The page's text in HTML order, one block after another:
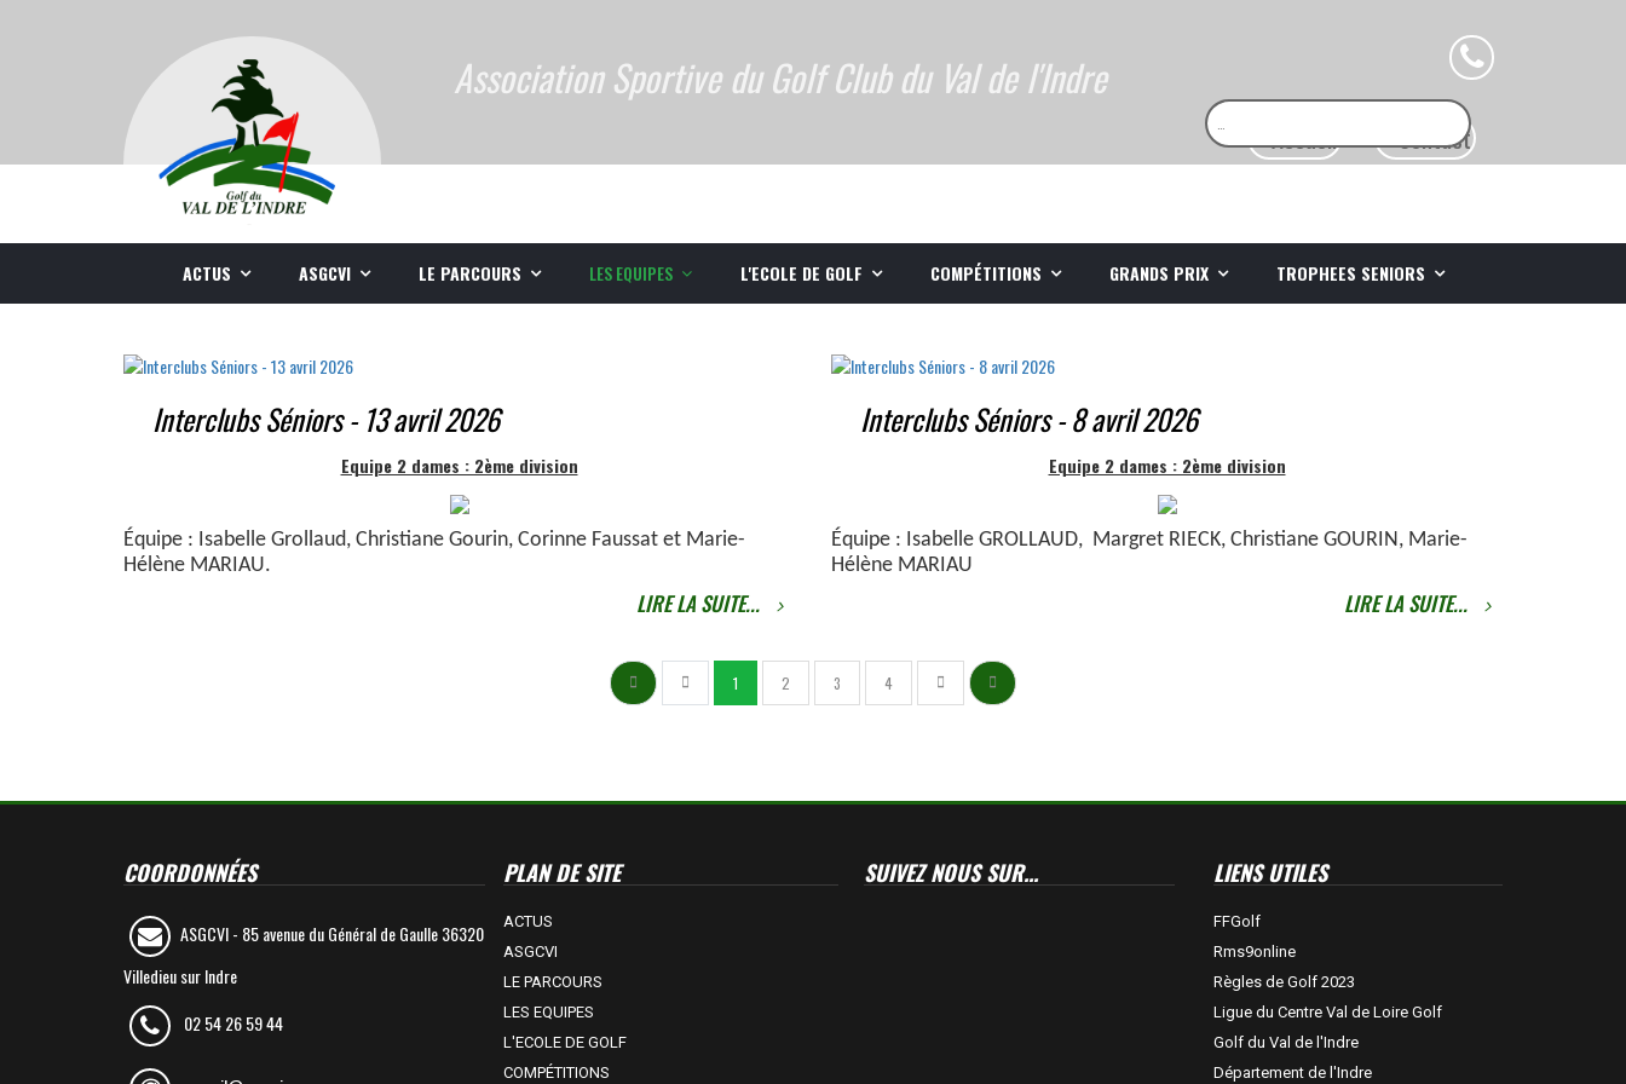
Association Sportive du Golf Club du Val de l'Indre
ACTUS ASGCVI LE PARCOURS LES EQUIPES L'ECOLE DE GOLF COMPÉTITIONS GRANDS PRIX TROPHEES SENIORS
Interclubs Séniors - 13 avril 2026
Equipe 2 dames : 2ème division
Équipe : Isabelle Grollaud, Christiane Gourin, Corinne Faussat et Marie-
Hélène MARIAU.
LIRE LA SUITE...
Interclubs Séniors - 8 avril 2026
Equipe 2 dames : 2ème division
Équipe : Isabelle GROLLAUD, Margret RIECK, Christiane GOURIN, Marie-
Hélène MARIAU
LIRE LA SUITE...
1 2 3 4
COORDONNÉES
ASGCVI - 85 avenue du Général de Gaulle 36320
Villedieu sur Indre
02 54 26 59 44
PLAN DE SITE
ACTUS
ASGCVI
LE PARCOURS
LES EQUIPES
L'ECOLE DE GOLF
COMPÉTITIONS
SUIVEZ NOUS SUR... LIENS UTILES
FFGolf
Rms9online
Règles de Golf 2023
Ligue du Centre Val de Loire Golf
Golf du Val de l'Indre
Département de l'Indre